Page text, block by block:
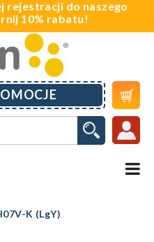
rejestracji do naszego
10% rabatu!

K (LgY)